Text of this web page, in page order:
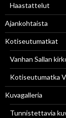
Haastattelut
Ajankohtaista
Kotiseutumatkat
Vanhan Sallan
Kotiseutumatka
Kuvagalleria
Tunnistettavia